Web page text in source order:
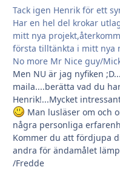
Tack igen Henrik för ett
Har en hel del krokar
mitt nya
första tilltänkta i mitt nya
No more Mr Nice guy/
Men NU är jag nyfiken
maila....berätta vad du
Henrik!...Mycket
Man lusläser om och
några personliga
Kommer du att fördjupa
andra för ändamålet
/Fredde